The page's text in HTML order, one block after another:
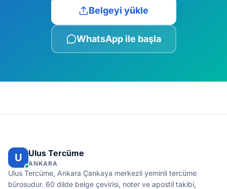
Belgeyi yükle
WhatsApp ile başla
U Ulus Tercüme
ANKARA
Ulus Tercüme, Ankara Çankaya merkezli yeminli tercüme
bürosudur. 60 dilde belge çevirisi, noter ve apostil takibi,